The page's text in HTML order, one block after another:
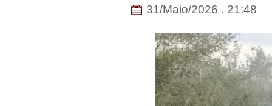
31/Maio/2026 . 21:48